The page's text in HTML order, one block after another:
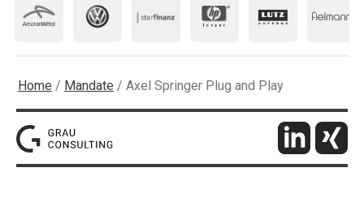
Home / Mandate / Axel Springer Plug and Play